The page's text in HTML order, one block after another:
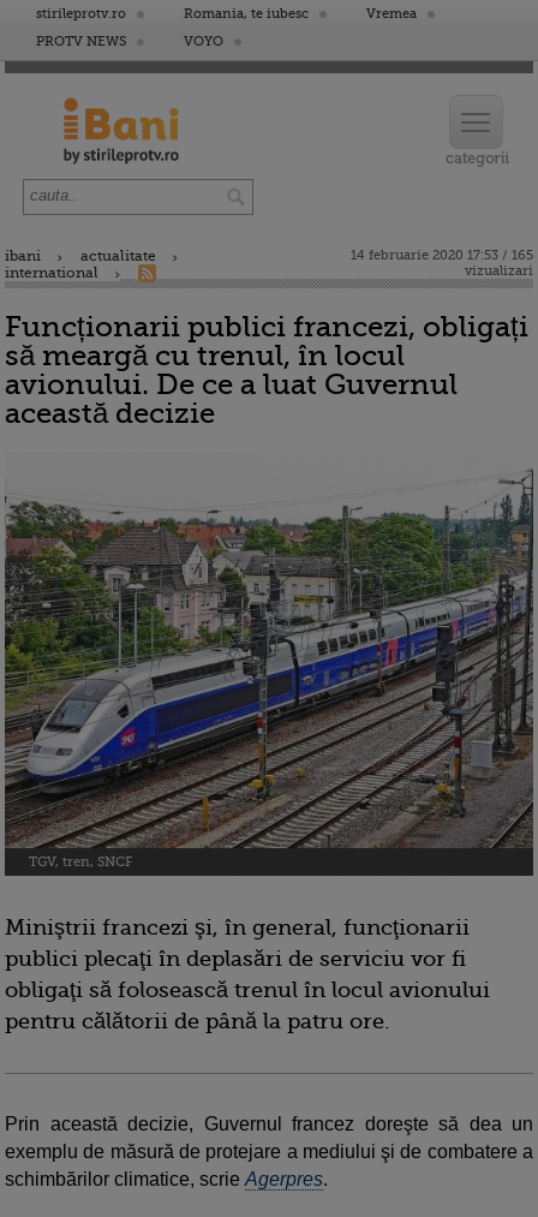
stirileprotv.ro Romania, te iubesc
Vremea
PROTV NEWS
VOYO
ibani
actualitate
international
14 februarie 2020 17:53 / 165
vizualizari
Funcționarii publici francezi, obligați
să meargă cu trenul, în locul
avionului. De ce a luat Guvernul
această decizie
TGV, tren, SNCF
Miniştrii francezi şi, în general, funcţionarii
publici plecaţi în deplasări de serviciu vor fi
obligaţi să folosească trenul în locul avionului
pentru călătorii de până la patru ore.
Prin această decizie, Guvernul francez doreşte să dea un
exemplu de măsură de protejare a mediului şi de combatere a
schimbărilor climatice, scrie Agerpres.